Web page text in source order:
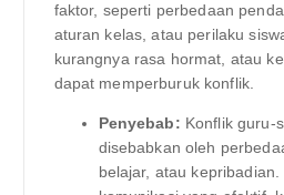
faktor, seperti perbedaan
aturan kelas, atau perilaku
kurangnya rasa hormat, atau
dapat memperburuk konflik.
Penyebab: Konflik guru-
disebabkan oleh
belajar, atau